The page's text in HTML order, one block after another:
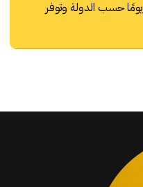
تتراوح مدة الشحن من 10 إلى 15 يومًا حسب الدولة وتوفر